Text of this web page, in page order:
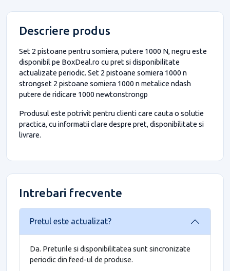
Descriere produs
Set 2 pistoane pentru somiera, putere 1000 N, negru este
disponibil pe BoxDeal.ro cu pret si disponibilitate
actualizate periodic. Set 2 pistoane somiera 1000 n
strongset 2 pistoane somiera 1000 n metalice ndash
putere de ridicare 1000 newtonstrongp
Produsul este potrivit pentru clienti care cauta o solutie
practica, cu informatii clare despre pret, disponibilitate si
livrare.
Intrebari frecvente
Pretul este actualizat?
Da. Preturile si disponibilitatea sunt sincronizate
periodic din feed-ul de produse.